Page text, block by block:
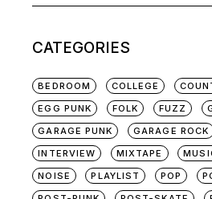
CATEGORIES
BEDROOM COLLEGE
EGG PUNK
FOLK FUZZ
GARAGE PUNK
GARAGE ROCK
INTERVIEW
MIXTAPE
NOISE
PLAYLIST POP